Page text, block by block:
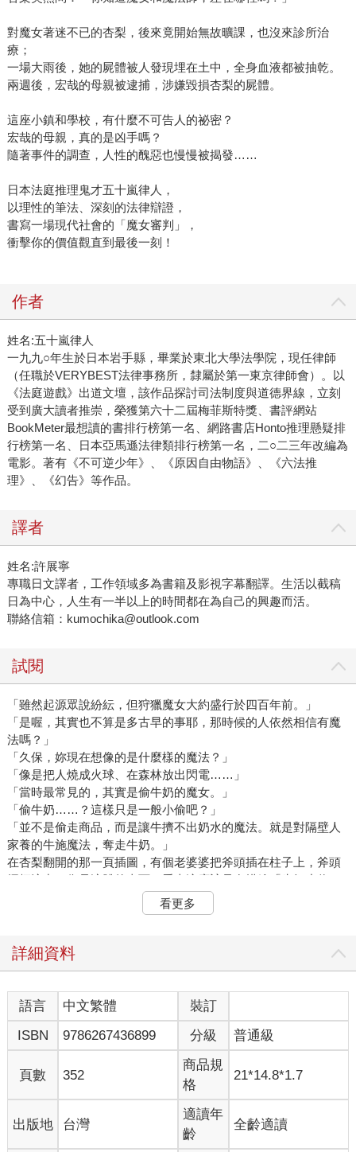
對魔女著迷不已的杏梨，後來竟開始無故曠課，也沒來診所治
療；
一場大雨後，她的屍體被人發現埋在土中，全身血液都被抽乾。
兩週後，宏哉的母親被逮捕，涉嫌毀損杏梨的屍體。
這座小鎮和學校，有什麼不可告人的祕密？
宏哉的母親，真的是凶手嗎？
隨著事件的調查，人性的醜惡也慢慢被揭發……
日本法庭推理鬼才五十嵐律人，
以理性的筆法、深刻的法律辯證，
書寫一場現代社會的「魔女審判」，
衝擊你的價值觀直到最後一刻！
作者
姓名:五十嵐律人
一九九○年生於日本岩手縣，畢業於東北大學法學院，現任律師
（任職於VERYBEST法律事務所，隸屬於第一東京律師會）。以
《法庭遊戲》出道文壇，該作品探討司法制度與道德界線，立刻
受到廣大讀者推崇，榮獲第六十二屆梅菲斯特獎、書評網站
BookMeter最想讀的書排行榜第一名、網路書店Honto推理懸疑排
行榜第一名、日本亞馬遜法律類排行榜第一名，二○二三年改編為
電影。著有《不可逆少年》、《原因自由物語》、《六法推
理》、《幻告》等作品。
譯者
姓名:許展寧
專職日文譯者，工作領域多為書籍及影視字幕翻譯。生活以截稿
日為中心，人生有一半以上的時間都在為自己的興趣而活。
聯絡信箱：kumochika@outlook.com
試閱
「雖然起源眾說紛紜，但狩獵魔女大約盛行於四百年前。」
「是喔，其實也不算是多古早的事耶，那時候的人依然相信有魔
法嗎？」
「久保，妳現在想像的是什麼樣的魔法？」
「像是把人燒成火球、在森林放出閃電……」
「當時最常見的，其實是偷牛奶的魔女。」
「偷牛奶……？這樣只是一般小偷吧？」
「並不是偷走商品，而是讓牛擠不出奶水的魔法。就是對隔壁人
家養的牛施魔法，奪走牛奶。」
在杏梨翻開的那一頁插圖，有個老婆婆把斧頭插在柱子上，斧頭
握柄流出了像是液體的東西。看來這應該是在描繪「牛奶小偷」
「感覺這魔法有點蠢耶。」
安穩。我猜就像稻米之於日本那樣。在拮据的生活中，要是花錢
這時候最容易被懷疑的人，便是養著健康牛隻的隔壁鄰居。如果
前去質問鄰居，突然就又擠得出牛奶，代表鄰居解除了魔法；如
果牛隻狀況依舊沒有改善，就代表鄰居加強了魔法。換句話說，
幾乎沒有方法可以證明自己的清白。
「嗯……這裡我就不太懂了。比起魔法，應該還有更值得懷疑的
原因吧？例如牛可能生病了，或是缺乏運動之類的。」
「只有活在現代的我們才會這麼想。在當時，醫學和科學都保有
濃濃的咒術色彩。城裡有類似症狀的人，開始相繼喪命；連續好
幾個星期沒下雨，又有野獸闖入農地搞破壞。不管怎麼忍耐，都
看更多
詳細資料
語言 中文繁體
裝訂
ISBN
9786267436899 分級 普通級
頁數 352
商品規
格
21*14.8*1.7
出版地 台灣
適讀年
齡
全齡適讀